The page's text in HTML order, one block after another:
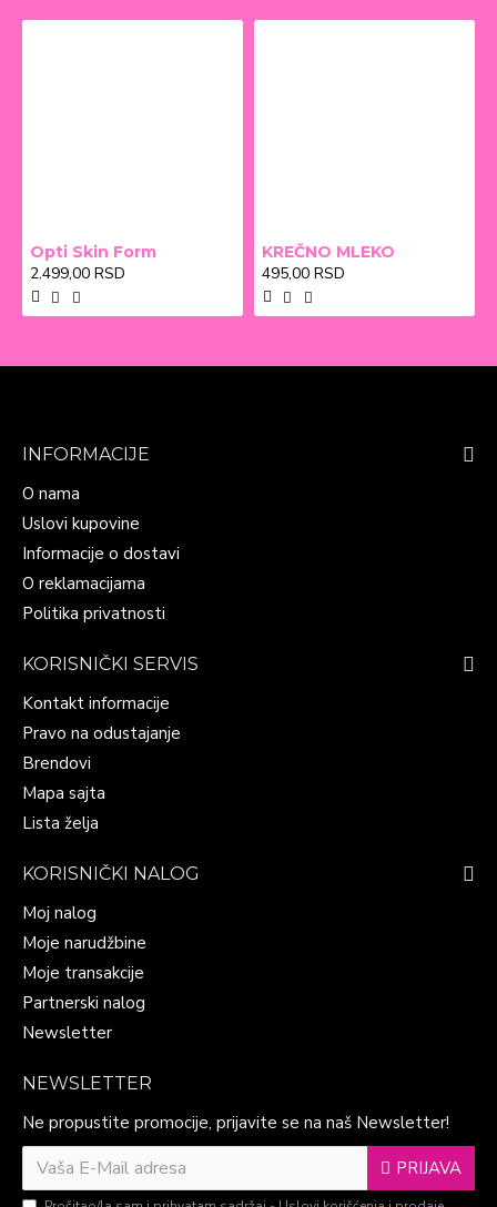
Opti Skin Form
2.499,00 RSD
KREČNO MLEKO
495,00 RSD
INFORMACIJE
O nama
Uslovi kupovine
Informacije o dostavi
O reklamacijama
Politika privatnosti
KORISNIČKI SERVIS
Kontakt informacije
Pravo na odustajanje
Brendovi
Mapa sajta
Lista želja
KORISNIČKI NALOG
Moj nalog
Moje narudžbine
Moje transakcije
Partnerski nalog
Newsletter
NEWSLETTER
Ne propustite promocije, prijavite se na naš Newsletter!
PRIJAVA